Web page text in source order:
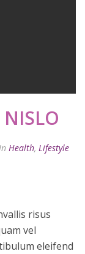
Health, Lifestyle
risus
vel
eleifend